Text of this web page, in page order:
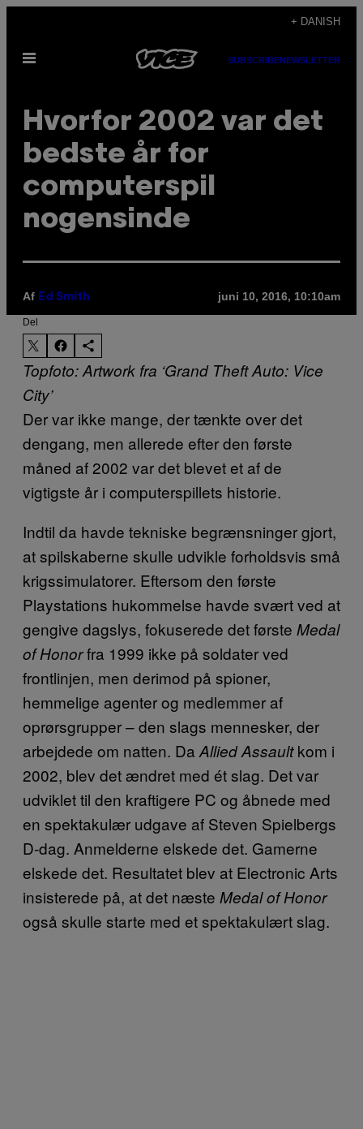
indhold
+ DANISH
Åbn
SUBSCRIBENEWSLETTER
Hvorfor 2002 var det
bedste år for
computerspil
nogensinde
Af Ed Smith juni 10, 2016, 10:10am
Del
Topfoto: Artwork fra ‘Grand Theft Auto: Vice
City’
Der var ikke mange, der tænkte over det
dengang, men allerede efter den første
måned af 2002 var det blevet et af de
vigtigste år i computerspillets historie.
Indtil da havde tekniske begrænsninger gjort,
at spilskaberne skulle udvikle forholdsvis små
krigssimulatorer. Eftersom den første
Playstations hukommelse havde svært ved at
gengive dagslys, fokuserede det første Medal
of Honorfra 1999 ikke på soldater ved
frontlinjen, men derimod på spioner,
hemmelige agenter og medlemmer af
oprørsgrupper – den slags mennesker, der
arbejdede om natten. Da Allied Assaultkom i
2002, blev det ændret med ét slag. Det var
udviklet til den kraftigere PC og åbnede med
en spektakulær udgave af Steven Spielbergs
D-dag. Anmelderne elskede det. Gamerne
elskede det. Resultatet blev at Electronic Arts
insisterede på, at det næste Medal of Honor
også skulle starte med et spektakulært slag.